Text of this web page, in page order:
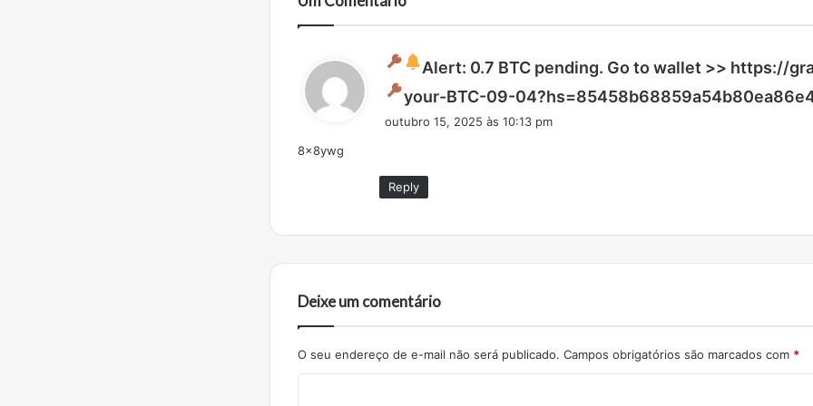
Alert: 0.7 BTC pending. Go to wallet >> https://
your-BTC-09-
outubro 15, 2025 às 10:13 pm
8x8ywg
Reply
Deixe um comentário
O seu endereço de e-mail não será publicado. Campos obrigatórios são marcados com *